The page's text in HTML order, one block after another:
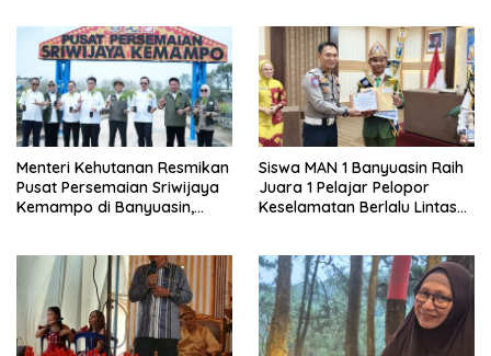
Menteri Kehutanan Resmikan
Pusat Persemaian Sriwijaya
Kemampo di Banyuasin,
Siswa MAN 1 Banyuasin Raih
Juara 1 Pelajar Pelopor
Keselamatan Berlalu Lintas